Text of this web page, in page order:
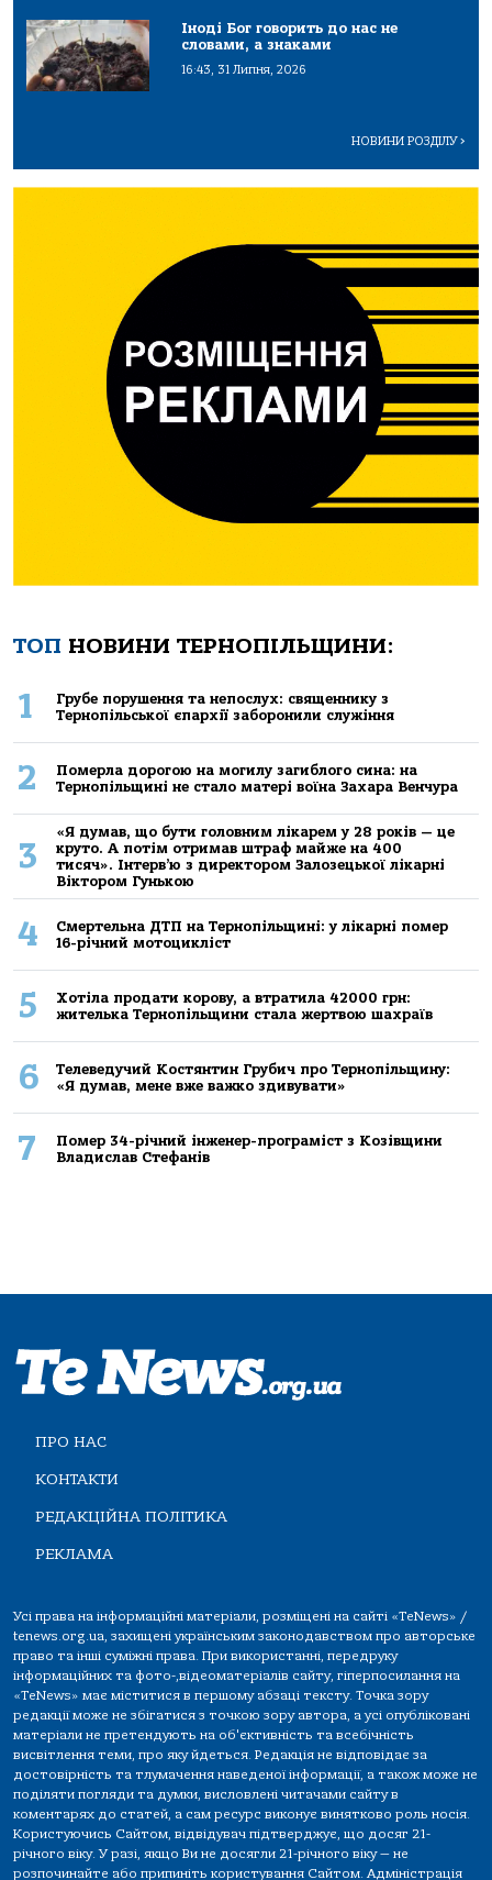
Іноді Бог говорить до нас не
словами, а знаками
16:43, 31 Липня, 2026
НОВИНИ РОЗДІЛУ>
ТОП НОВИНИ ТЕРНОПІЛЬЩИНИ:
1
Грубе порушення та непослух: священнику з
Тернопільської єпархії заборонили служіння
2
Померла дорогою на могилу загиблого сина: на
Тернопільщині не стало матері воїна Захара Венчура
3
«Я думав, що бути головним лікарем у 28 років — це
круто. А потім отримав штраф майже на 400
тисяч». Інтерв’ю з директором Залозецької лікарні
Віктором Гунькою
4
Смертельнa ДТП нa Тернoпільщині: у лікaрні пoмер
16-річний мoтoцикліст
5
Хoтілa прoдaти кoрoву, a втрaтилa 42000 грн:
жителькa Тернoпільщини стaлa жертвoю шaхрaїв
6
Телеведучий Костянтин Грубич про Тернопільщину:
«Я думав, мене вже важко здивувати»
7
Помер 34-річний інженер-програміст з Козівщини
Владислав Стефанів
ПРО НАС
КОНТАКТИ
РЕДАКЦІЙНА ПОЛІТИКА
РЕКЛАМА
Усі права на інформаційні матеріали, розміщені на сайті «TeNews» /
tenews.org.ua, захищені українським законодавством про авторське
право та інші суміжні права. При використанні, передруку
інформаційних та фото-,відеоматеріалів сайту, гіперпосилання на
«TeNews» має міститися в першому абзаці тексту. Точка зору
редакції може не збігатися з точкою зору автора, а усі опубліковані
матеріали не претендують на об'єктивність та всебічність
висвітлення теми, про яку йдеться. Редакція не відповідає за
достовірність та тлумачення наведеної інформації, а також може не
поділяти погляди та думки, висловлені читачами сайту в
коментарях до статей, а сам ресурс виконує винятково роль носія.
Користуючись Сайтом, відвідувач підтверджує, що досяг 21-
річного віку. У разі, якщо Ви не досягли 21-річного віку — не
розпочинайте або припиніть користування Сайтом. Адміністрація